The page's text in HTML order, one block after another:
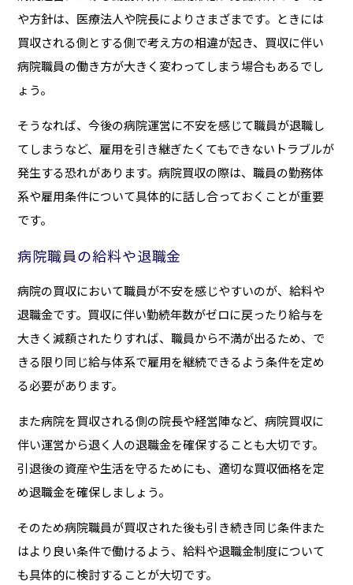
や方針は、医療法人や院長によりさまざまです。ときには
買収される側とする側で考え方の相違が起き、買収に伴い
病院職員の働き方が大きく変わってしまう場合もあるでし
ょう。
そうなれば、今後の病院運営に不安を感じて職員が退職し
てしまうなど、雇用を引き継ぎたくてもできないトラブルが
発生する恐れがあります。病院買収の際は、職員の勤務体
系や雇用条件について具体的に話し合っておくことが重要
です。
病院職員の給料や退職金
病院の買収において職員が不安を感じやすいのが、給料や
退職金です。買収に伴い勤続年数がゼロに戻ったり給与を
大きく減額されたりすれば、職員から不満が出るため、で
きる限り同じ給与体系で雇用を継続できるよう条件を定め
る必要があります。
また病院を買収される側の院長や経営陣など、病院買収に
伴い運営から退く人の退職金を確保することも大切です。
引退後の資産や生活を守るためにも、適切な買収価格を定
め退職金を確保しましょう。
そのため病院職員が買収された後も引き続き同じ条件また
はより良い条件で働けるよう、給料や退職金制度について
も具体的に検討することが大切です。